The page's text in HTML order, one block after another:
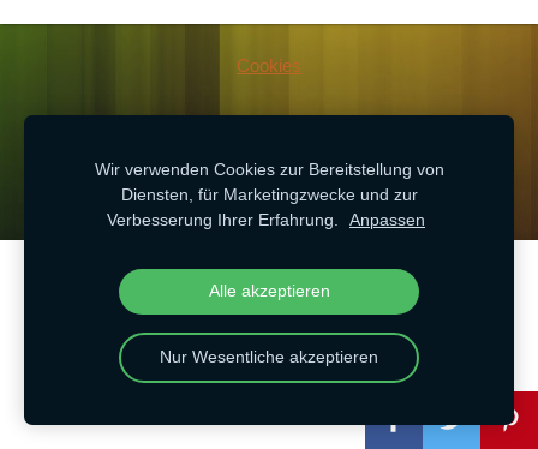
Cookies
Erstellen Sie Ihre Website oder Ihren Online-
Shop mit Mozello.
Schnell, einfach, ohne Programmieraufwand.
Wir verwenden Cookies zur Bereitstellung von
Diensten, für Marketingzwecke und zur
Verbesserung Ihrer Erfahrung.
Anpassen
Alle akzeptieren
Nur Wesentliche akzeptieren